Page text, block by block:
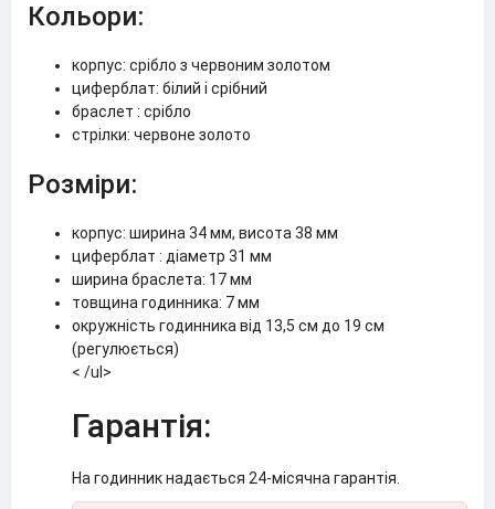
Кольори:
корпус: срібло з червоним золотом
циферблат: білий і срібний
браслет : срібло
стрілки: червоне золото
Розміри:
корпус: ширина 34 мм, висота 38 мм
циферблат : діаметр 31 мм
ширина браслета: 17 мм
товщина годинника: 7 мм
окружність годинника від 13,5 см до 19 см
(регулюється)
< /ul>
Гарантія:
На годинник надається 24-місячна гарантія.